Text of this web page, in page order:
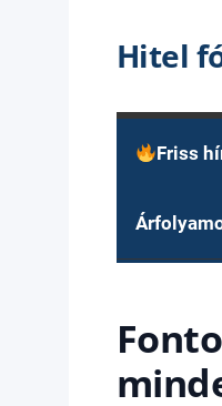
Hitel
Friss